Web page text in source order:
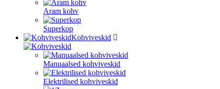
Aram kohv
Superkop
Kohviveskid
Manuaalsed kohviveskid
Elektrilised kohviveskid